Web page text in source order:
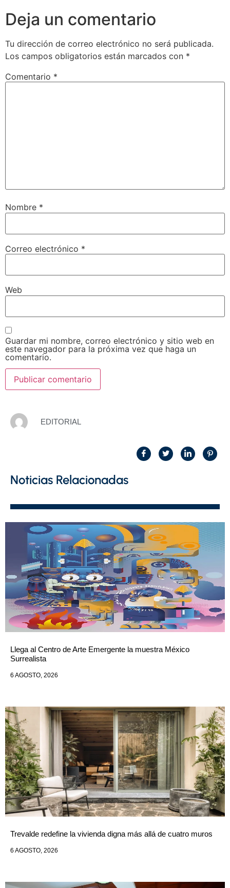
Deja un comentario
Tu dirección de correo electrónico no será publicada.
Los campos obligatorios están marcados con *
Comentario *
Nombre *
Correo electrónico *
Web
Guardar mi nombre, correo electrónico y sitio web en
este navegador para la próxima vez que haga un
comentario.
EDITORIAL
Noticias Relacionadas
Llega al Centro de Arte Emergente la muestra México
Surrealista
6 AGOSTO, 2026
Trevalde redefine la vivienda digna más allá de cuatro muros
6 AGOSTO, 2026